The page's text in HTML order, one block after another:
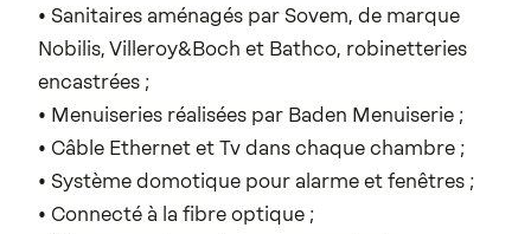
• Sanitaires aménagés par Sovem, de marque
Nobilis, Villeroy&Boch et Bathco, robinetteries
encastrées ;
• Menuiseries réalisées par Baden Menuiserie ;
• Câble Ethernet et Tv dans chaque chambre ;
• Système domotique pour alarme et fenêtres ;
• Connecté à la fibre optique ;